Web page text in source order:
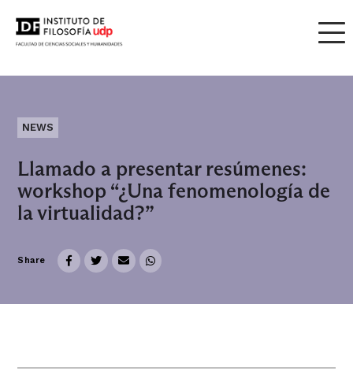
NEWS
Llamado a presentar resúmenes:
workshop “¿Una fenomenología de
la virtualidad?”
Share